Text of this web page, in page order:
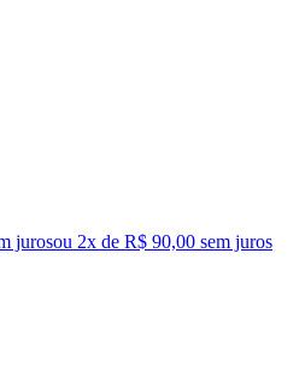
jurosou 2x de R$ 90,00 sem juros